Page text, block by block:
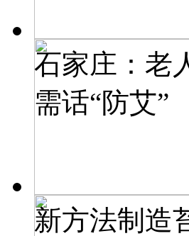
石家庄：老
需话“防艾”
新方法制造